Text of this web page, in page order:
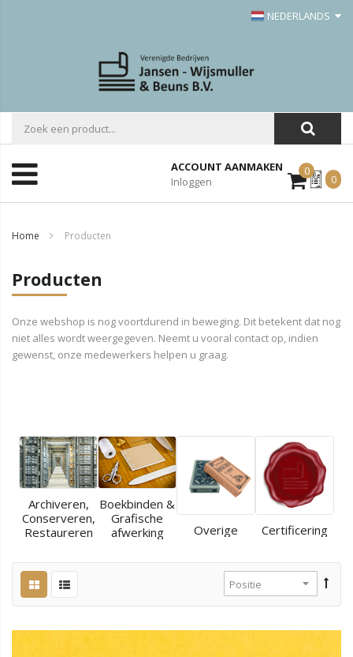
NEDERLANDS
ACCOUNT AANMAKEN
Inloggen
0Mijn
Offerte
0
Home Producten
Producten
Onze webshop is nog voortdurend in beweging. Dit betekent dat nog
niet alles wordt weergegeven. Neemt u vooral contact op, indien
gewenst, onze medewerkers helpen u graag.
Archiveren,
Conserveren,
Restaureren
Boekbinden &
Grafische
afwerking
Overige Certificering